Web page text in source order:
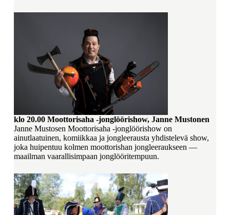
klo 20.00 Moottorisaha -jonglöörishow, Janne Mustonen
Janne Mustosen Moottorisaha -jonglöörishow on
ainutlaatuinen, komiikkaa ja jongleerausta yhdistelevä show,
joka huipentuu kolmen moottorishan jongleeraukseen —
maailman vaarallisimpaan jonglööritempuun.